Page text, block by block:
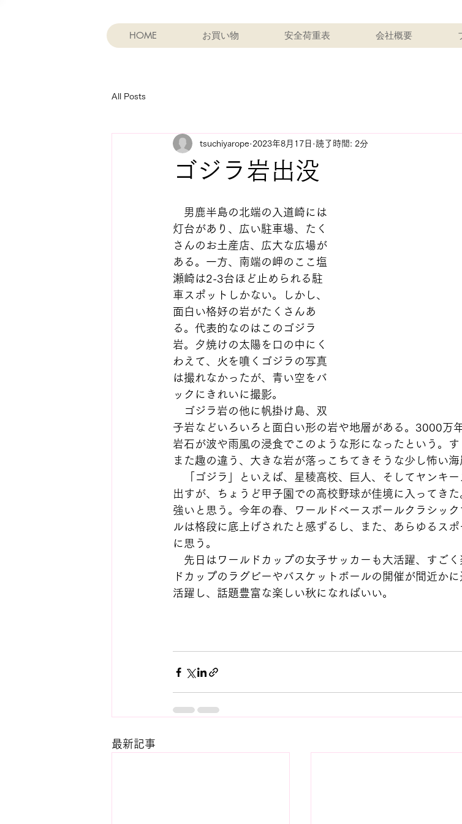
HOME お買い物 安全荷重表 会社概要
All Posts
ゴジラ岩出没
tsuchiyarope 2023年8月17日 読了時間: 2分
男鹿半島の北端の入道崎には
灯台があり、広い駐車場、たく
さんのお土産店、広大な広場が
ある。一方、南端の岬のここ塩
瀬崎は2-3台ほど止められる駐
車スポットしかない。しかし、
面白い格好の岩がたくさんあ
る。代表的なのはこのゴジラ
岩。夕焼けの太陽を口の中にく
わえて、火を噴くゴジラの写真
は撮れなかったが、青い空をバ
ックにきれいに撮影。
ゴジラ岩の他に帆掛け島、双
子岩などいろいろと面白い形の岩や地層がある。3000万
岩石が波や雨風の浸食でこのような形になったという。
また趣の違う、大きな岩が落っこちてきそうな少し怖い海
「ゴジラ」といえば、星稜高校、巨人、そしてヤンキ
出すが、ちょうど甲子園での高校野球が佳境に入ってき
強いと思う。今年の春、ワールドベースボールクラシッ
ルは格段に底上げされたと感ずるし、また、あらゆるス
に思う。
先日はワールドカップの女子サッカーも大活躍、すご
ドカップのラグビーやバスケットボールの開催が間近か
活躍し、話題豊富な楽しい秋になればいい。
最新記事